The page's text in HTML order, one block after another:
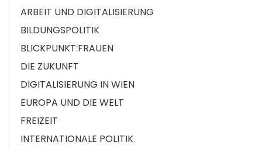
ARBEIT UND DIGITALISIERUNG
BILDUNGSPOLITIK
BLICKPUNKT:FRAUEN
DIE ZUKUNFT
DIGITALISIERUNG IN WIEN
EUROPA UND DIE WELT
FREIZEIT
INTERNATIONALE POLITIK